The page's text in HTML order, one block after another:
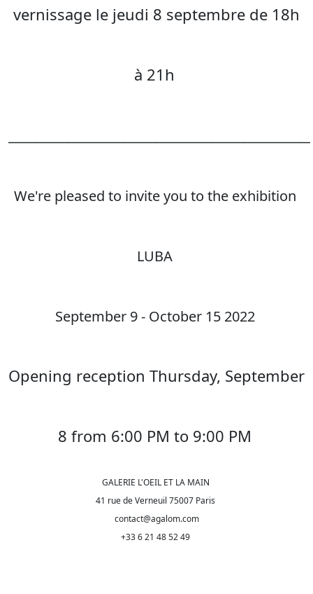
vernissage le jeudi 8 septembre de 18h
à 21h
We're pleased to invite you to the exhibition
LUBA
September 9 - October 15 2022
Opening reception Thursday, September
8 from 6:00 PM to 9:00 PM
GALERIE L'OEIL ET LA MAIN
41 rue de Verneuil 75007 Paris
contact@agalom.com
+33 6 21 48 52 49